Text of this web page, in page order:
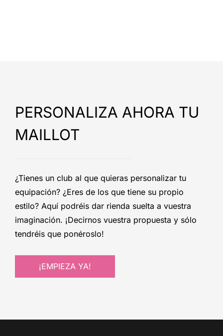
PERSONALIZA AHORA TU
MAILLOT
¿Tienes un club al que quieras personalizar tu
equipación? ¿Eres de los que tiene su propio
estilo? Aquí podréis dar rienda suelta a vuestra
imaginación. ¡Decirnos vuestra propuesta y sólo
tendréis que ponéroslo!
¡EMPIEZA YA!